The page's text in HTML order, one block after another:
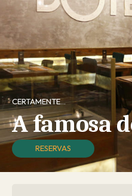
CERTAMENTE…
A famosa
RESERVAS